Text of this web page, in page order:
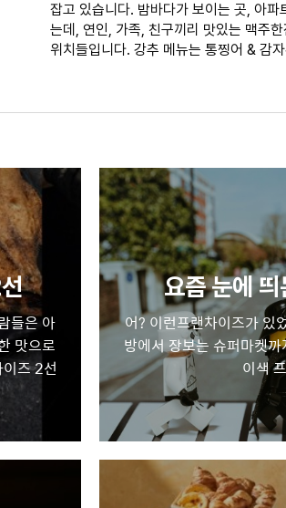
잡고 있습니다. 밤바다가 보이는 곳, 아
는데, 연인, 가족, 친구끼리 맛있는 맥주
위치들입니다. 강추 메뉴는 통찡어 & 감
들은 아
맛으로
즈 2선
요즘 눈에
어? 이런프랜차이즈가 있
방에서 장보는 슈퍼마켓
이색